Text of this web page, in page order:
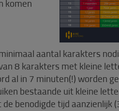
komen
aantal karakters
8 karakters met kleine
al in 7 minuten(!) worden
bestaande uit kleine
benodigde tijd aanzienlijk